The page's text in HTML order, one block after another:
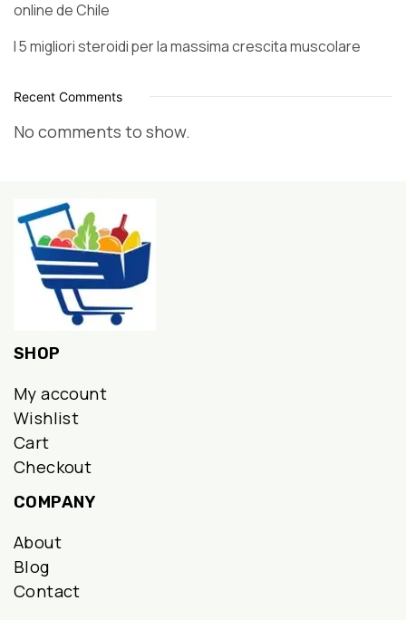
online de Chile
I 5 migliori steroidi per la massima crescita muscolare
Recent Comments
No comments to show.
SHOP
My account
Wishlist
Cart
Checkout
COMPANY
About
Blog
Contact